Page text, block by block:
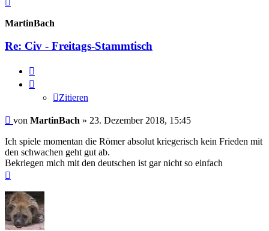
MartinBach
Re: Civ - Freitags-Stammtisch
Zitieren
Beitrag
von MartinBach » 23. Dezember 2018, 15:45
Ich spiele momentan die Römer absolut kriegerisch kein Frieden mit
den schwachen geht gut ab.
Bekriegen mich mit den deutschen ist gar nicht so einfach